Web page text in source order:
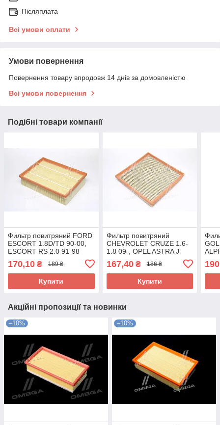
Післяплата
Всі умови оплати
Умови повернення
Повернення товару впродовж 14 днів за домовленістю
Всі умови повернення
Подібні товари компанії
Фильтр повитряний FORD
ESCORT 1.8D/TD 90-00,
ESCORT RS 2.0 91-98
AF1684 UA58
170,10 ₴ 189 ₴
Купити
Фильтр повитряний
CHEVROLET CRUZE 1.6-
1.8 09-, OPEL ASTRA J
1.4-1.6 09- (вир-во ALPHA
FILTER) AF1821s UA58
167,40₴ 186 ₴
Купити
Акційні пропозиції та новинки
–10% –10%